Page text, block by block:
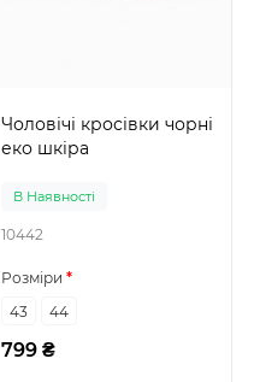
Чоловічі кросівки чорні
еко шкіра
В Наявності
10442
Розміри
43
44
799 ₴